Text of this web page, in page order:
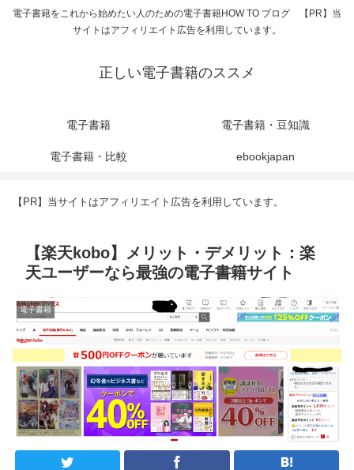
電子書籍をこれから始めたい人のための電子書籍HOW TO ブログ 【PR】当
サイトはアフィリエイト広告を利用しています。
正しい電子書籍のススメ
電子書籍 電子書籍・豆知識
電子書籍・比較 ebookjapan
【PR】当サイトはアフィリエイト広告を利用しています。
【楽天kobo】メリット・デメリット：楽
天ユーザーなら最強の電子書籍サイト
電子書籍